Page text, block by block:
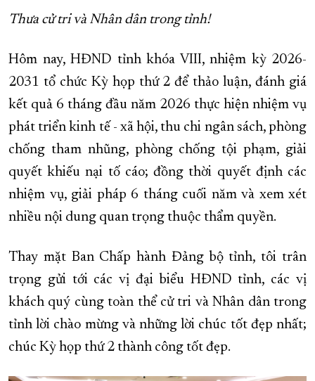
Thưa cử tri và Nhân dân trong tỉnh!
Hôm nay, HĐND tỉnh khóa VIII, nhiệm kỳ 2026-
2031 tổ chức Kỳ họp thứ 2 để thảo luận, đánh giá
kết quả 6 tháng đầu năm 2026 thực hiện nhiệm vụ
phát triển kinh tế - xã hội, thu chi ngân sách, phòng
chống tham nhũng, phòng chống tội phạm, giải
quyết khiếu nại tố cáo; đồng thời quyết định các
nhiệm vụ, giải pháp 6 tháng cuối năm và xem xét
nhiều nội dung quan trọng thuộc thẩm quyền.
Thay mặt Ban Chấp hành Đảng bộ tỉnh, tôi trân
trọng gửi tới các vị đại biểu HĐND tỉnh, các vị
khách quý cùng toàn thể cử tri và Nhân dân trong
tỉnh lời chào mừng và những lời chúc tốt đẹp nhất;
chúc Kỳ họp thứ 2 thành công tốt đẹp.